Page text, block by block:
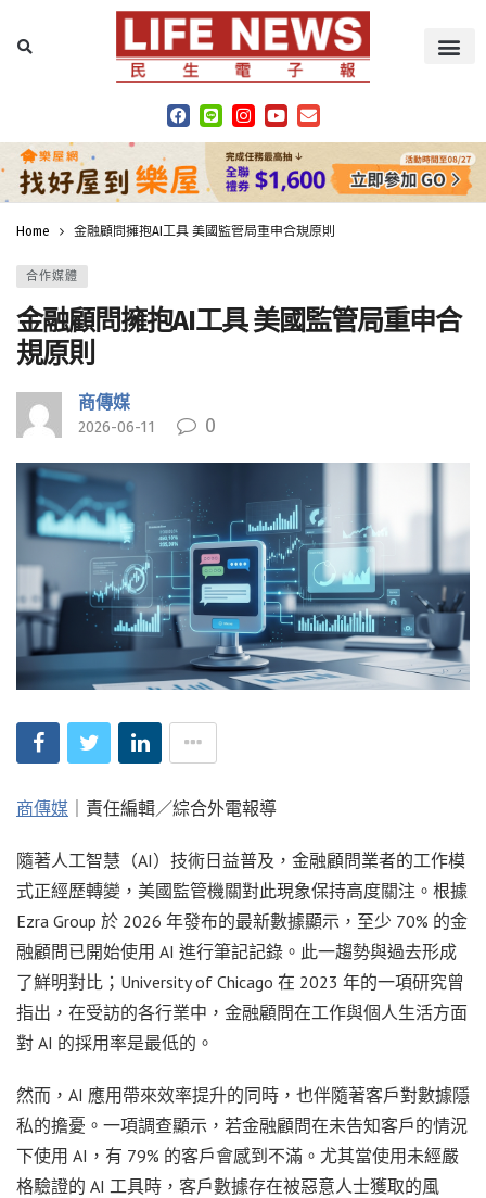
Home 金融顧問擁抱AI工具 美國監管局重申合規原則
合作媒體
金融顧問擁抱AI工具 美國監管局重申合
規原則
商傳媒
2026-06-11 0
商傳媒 ｜責任編輯／綜合外電報導
隨著人工智慧（AI）技術日益普及，金融顧問業者的工作模
式正經歷轉變，美國監管機關對此現象保持高度關注。根據
Ezra Group 於 2026 年發布的最新數據顯示，至少 70% 的金
融顧問已開始使用 AI 進行筆記記錄。此一趨勢與過去形成
了鮮明對比；University of Chicago 在 2023 年的一項研究曾
指出，在受訪的各行業中，金融顧問在工作與個人生活方面
對 AI 的採用率是最低的。
然而，AI 應用帶來效率提升的同時，也伴隨著客戶對數據隱
私的擔憂。一項調查顯示，若金融顧問在未告知客戶的情況
下使用 AI，有 79% 的客戶會感到不滿。尤其當使用未經嚴
格驗證的 AI 工具時，客戶數據存在被惡意人士獲取的風